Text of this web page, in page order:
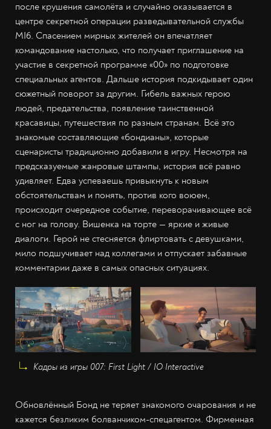
после крушения самолёта и случайно оказывается в
центре секретной операции разведывательной службы
MI6. Спасением мирных жителей он впечатляет
командование настолько, что получает приглашение на
участие в секретной программе «00» по подготовке
специальных агентов. Дальше история подкидывает один
сюжетный поворот за другим. Гибель важных герою
людей, предательства, появление таинственной
красавицы, путешествия по разным странам. Всё это
знакомые составляющие «бондианы», которые
сценаристы традиционно добавили в игру. Несмотря на
предсказуемые жанровые штампы, история всё равно
удивляет. Едва успеваешь привыкнуть к новым
обстоятельствам и понять, против кого воюем,
происходит очередное событие, переворачивающее всё
с ног на голову. Вишенка на торте — яркие и живые
диалоги. Герой не стесняется флиртовать с девушками,
мило подшучивает над коллегами и отпускает забавные
комментарии даже в самых опасных ситуациях.
Кадры из игры 007: First Light / IO Interactive
Обновлённый Бонд не теряет знакомого очарования и не
кажется безликим болванчиком-спецагентом. Фирменная